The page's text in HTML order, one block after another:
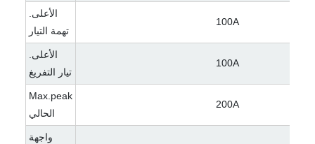
الأعلى.
تهمة التيار
100A
الأعلى.
تيار التفريغ
100A
Max.peak
الحالي
200A
واجهة